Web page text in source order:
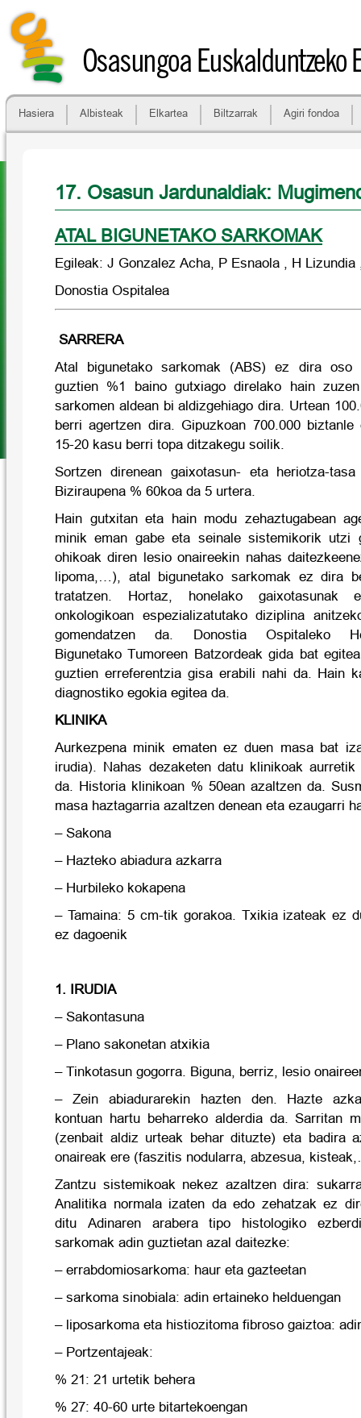
Osasungoa Euskalduntzeko
Hasiera Albisteak Elkartea Biltzarrak Agiri fondoa
17. Osasun Jardunaldiak:
ATAL BIGUNETAKO SARKOMAK
Egileak: J Gonzalez Acha, P Esnaola , H Lizundia
Donostia Ospitalea
SARRERA
Atal bigunetako sarkomak (ABS) ez dira oso
guztien %1 baino gutxiago direlako hain
sarkomen aldean bi aldizgehiago dira. Urtean
berri agertzen dira. Gipuzkoan 700.000 biztanle
15-20 kasu berri topa ditzakegu soilik.
Sortzen direnean gaixotasun- eta heriotza-
Biziraupena % 60koa da 5 urtera.
Hain gutxitan eta hain modu zehaztugabean
minik eman gabe eta seinale sistemikorik utzi
ohikoak diren lesio onaireekin nahas
lipoma,…), atal bigunetako sarkomak ez dira
tratatzen. Hortaz, honelako gaixotasunak
onkologikoan espezializatutako diziplina
gomendatzen da. Donostia Ospitaleko
Bigunetako Tumoreen Batzordeak gida bat
guztien erreferentzia gisa erabili nahi da. Hain
diagnostiko egokia egitea da.
KLINIKA
Aurkezpena minik ematen ez duen masa bat
irudia). Nahas dezaketen datu klinikoak
da. Historia klinikoan % 50ean azaltzen da.
masa haztagarria azaltzen denean eta ezaugarri
– Sakona
– Hazteko abiadura azkarra
– Hurbileko kokapena
– Tamaina: 5 cm-tik gorakoa. Txikia izateak ez
ez dagoenik
1. IRUDIA
– Sakontasuna
– Plano sakonetan atxikia
– Tinkotasun gogorra. Biguna, berriz, lesio
– Zein abiadurarekin hazten den. Hazte
kontuan hartu beharreko alderdia da. Sarritan
(zenbait aldiz urteak behar dituzte) eta badira
onaireak ere (faszitis nodularra, abzesua,
Zantzu sistemikoak nekez azaltzen dira:
Analitika normala izaten da edo zehatzak ez
ditu Adinaren arabera tipo histologiko
sarkomak adin guztietan azal daitezke:
– errabdomiosarkoma: haur eta gazteetan
– sarkoma sinobiala: adin ertaineko helduengan
– liposarkoma eta histiozitoma fibroso gaiztoa:
– Portzentajeak:
% 21: 21 urtetik behera
% 27: 40-60 urte bitartekoengan